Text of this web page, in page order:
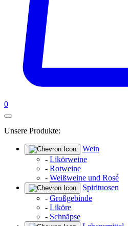
0
Unsere Produkte:
Wein
- Likörweine
- Rotweine
- Weißweine und Rosé
Spirituosen
- Großgebinde
- Liköre
- Schnäpse